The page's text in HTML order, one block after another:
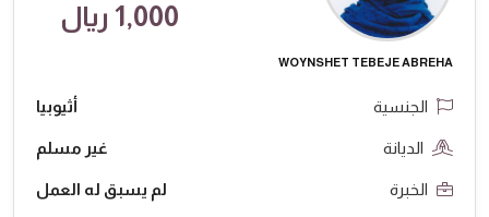
WOYNSHET TEBEJE ABREHA
1,000 ريال
الجنسية أثيوبيا
الديانة غير مسلم
الخبرة لم يسبق له العمل